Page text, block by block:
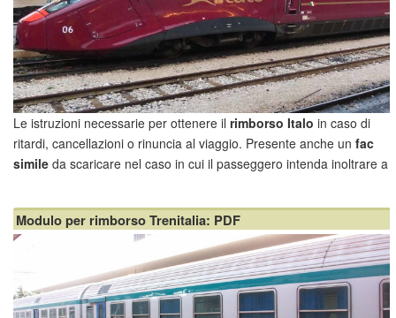
Le istruzioni necessarie per ottenere ilrimborso Italo in caso di
ritardi, cancellazioni o rinuncia al viaggio. Presente anche unfac
simile da scaricare nel caso in cui il passeggero intenda inoltrare a
del rimborso/indennizzo.
R...
Modulo per rimborso Trenitalia: PDF